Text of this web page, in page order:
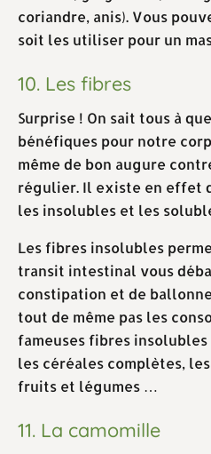
coriandre, anis). Vous
soit les utiliser pour un
10. Les fibres
Surprise ! On sait tous à
bénéfiques pour notre
même de bon augure
régulier. Il existe en effet
les insolubles et les
Les fibres insolubles
transit intestinal vous
constipation et de
tout de même pas les
fameuses fibres
les céréales complètes,
fruits et légumes …
11. La camomille